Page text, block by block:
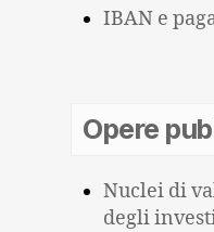
IBAN e
Opere
Nuclei di
degli